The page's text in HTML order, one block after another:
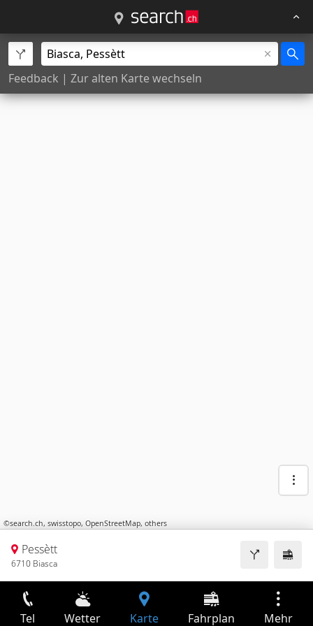
Feedback | Zur alten Karte wechseln
©search.ch, swisstopo, OpenStreetMap, others
Pessètt
6710 Biasca
Tel Wetter Karte Fahrplan Mehr